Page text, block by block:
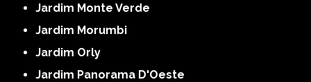
Jardim Monte Verde
Jardim Morumbi
Jardim Orly
Jardim Panorama D'Oeste